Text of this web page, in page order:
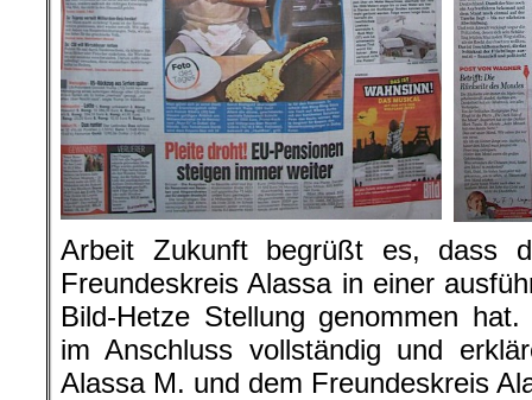
Arbeit Zukunft begrüßt es, dass
Freundeskreis Alassa in einer
Bild-Hetze Stellung genommen
im Anschluss vollständig und
Alassa M. und dem Freundeskreis